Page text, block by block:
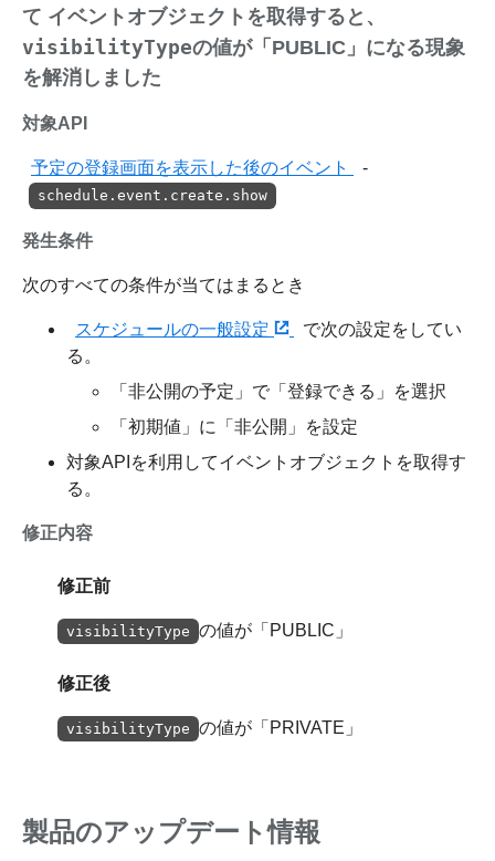
て イベントオブジェクトを取得すると、
visibilityTypeの値が「PUBLIC」になる現象
を解消しました
対象API
予定の登録画面を表示した後のイベント -
schedule.event.create.show
発生条件
次のすべての条件が当てはまるとき
スケジュールの一般設定
で次の設定をしてい
る。
「非公開の予定」で「登録できる」を選択
「初期値」に「非公開」を設定
対象APIを利用してイベントオブジェクトを取得す
る。
修正内容
修正前
visibilityType の値が「PUBLIC」
修正後
visibilityType の値が「PRIVATE」
製品のアップデート情報